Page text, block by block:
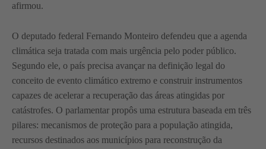
afirmou.
O deputado federal Fernando Monteiro defendeu que a agenda
climática seja tratada com mais urgência pelo poder público.
Segundo ele, o país precisa avançar na definição legal do
conceito de evento climático extremo e construir instrumentos
capazes de acelerar a recuperação das áreas atingidas por
catástrofes. O parlamentar propôs uma estrutura baseada em três
pilares: mecanismos de proteção para a população atingida,
recursos destinados aos municípios para reconstrução da